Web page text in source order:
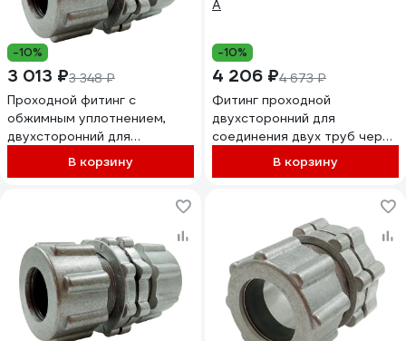
-10%
3 013 ₽3 348 ₽
Проходной фитинг с
обжимным уплотнением,
двухсторонний для
соединения двух труб через
стенку ArTorq PD25S-A
В корзину
-10%
4 206 ₽4 673 ₽
Фитинг проходной
двухсторонний для
соединения двух труб через
стенку, с обжимным
уплотнением ArTorq PD40S-
В корзину